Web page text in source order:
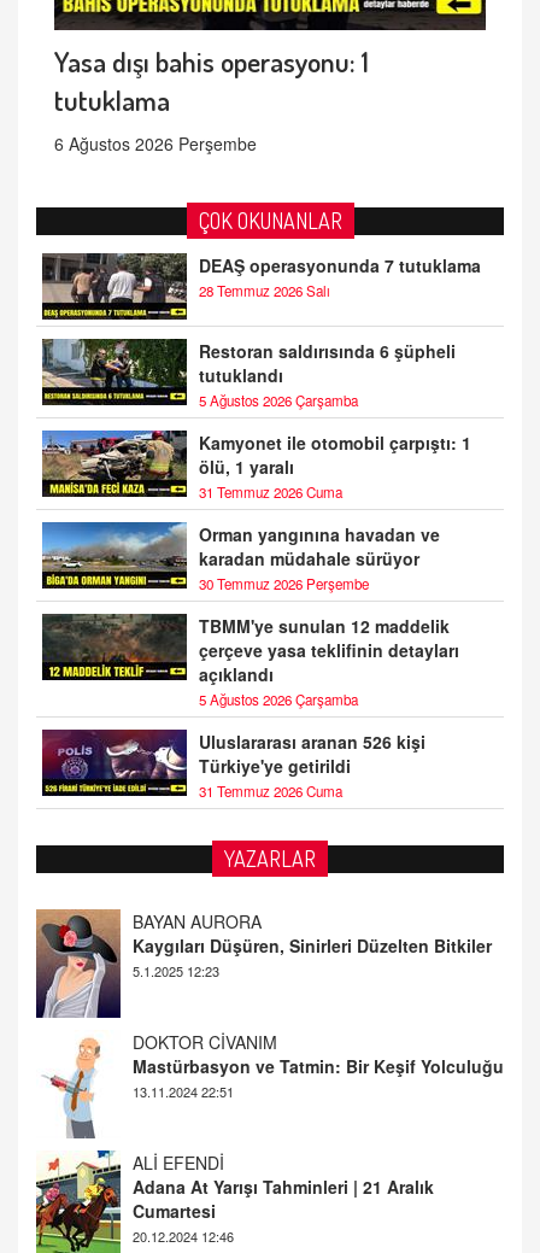
Yasa dışı bahis operasyonu: 1
tutuklama
6 Ağustos 2026 Perşembe
ÇOK OKUNANLAR
DEAŞ operasyonunda 7 tutuklama
28 Temmuz 2026 Salı
Restoran saldırısında 6 şüpheli
tutuklandı
5 Ağustos 2026 Çarşamba
Kamyonet ile otomobil çarpıştı: 1
ölü, 1 yaralı
31 Temmuz 2026 Cuma
Orman yangınına havadan ve
karadan müdahale sürüyor
30 Temmuz 2026 Perşembe
TBMM'ye sunulan 12 maddelik
çerçeve yasa teklifinin detayları
açıklandı
5 Ağustos 2026 Çarşamba
Uluslararası aranan 526 kişi
Türkiye'ye getirildi
31 Temmuz 2026 Cuma
YAZARLAR
DOKTOR CİVANIM
Mastürbasyon ve Tatmin: Bir Keşif Yolculuğu
13.11.2024 22:51
ALİ EFENDİ
Adana At Yarışı Tahminleri | 21 Aralık
Cumartesi
TUTKUNUN PERİSİ
Sağlıklı Bir Cinsel Yaşam ile İlgili Bilinmesi
Gerekenler
08.11.2024 13:16